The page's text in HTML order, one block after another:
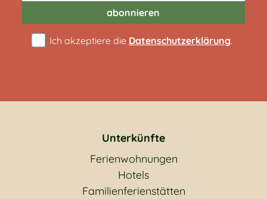
abonnieren
Ich akzeptiere die Datenschutzerklärung.
Unterkünfte
Ferienwohnungen
Hotels
Familienferienstätten